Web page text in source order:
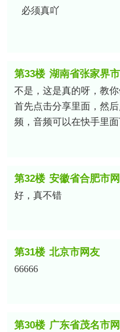
必须真吖
第33楼 湖南省张家界
不是，这是真的呀，教
首先点击分享里面，然
频，音频可以在快手里
第32楼 安徽省合肥市
好，真不错
第31楼 北京市网友
66666
第30楼 广东省茂名市